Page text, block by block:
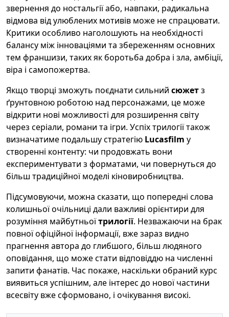
звернення до ностальгії або, навпаки, радикальна
відмова від улюблених мотивів може не спрацювати.
Критики особливо наголошують на необхідності
балансу між інноваціями та збереженням основних
тем франшизи, таких як боротьба добра і зла, амбіції,
віра і самопожертва.
Якщо творці зможуть поєднати сильний сюжетз
ґрунтовною роботою над персонажами, це може
відкрити нові можливості для розширення світу
через серіали, романи та ігри. Успіх трилогії також
визначатиме подальшу стратегію Lucasfilm у
створенні контенту: чи продовжать вони
експериментувати з форматами, чи повернуться до
більш традиційної моделі кіновиробництва.
Підсумовуючи, можна сказати, що попередні слова
колишньої очільниці дали важливі орієнтири для
розуміння майбутньоїтрилогії. Незважаючи на брак
повної офіційної інформації, вже зараз видно
прагнення автора до глибшого, більш людяного
оповідання, що може стати відповіддю на численні
запити фанатів. Час покаже, наскільки обраний курс
виявиться успішним, але інтерес до нової частини
всесвіту вже сформовано, і очікування високі.